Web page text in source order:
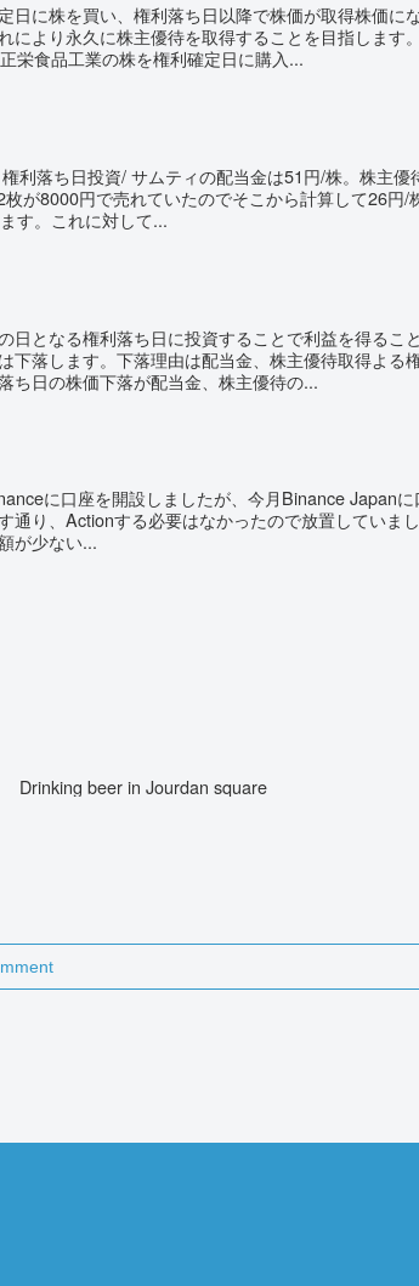
日に株を買い、権利落ち日以降で株価が取得株価に
により永久に株主優待を取得することを目指しま
栄食品工業の株を権利確定日に購入...
利落ち日投資/ サムティの配当金は51円/株。株主優
が8000円で売れていたのでそこから計算して26円/
す。これに対して...
日となる権利落ち日に投資することで利益を得るこ
下落します。下落理由は配当金、株主優待取得よる
ち日の株価下落が配当金、株主優待の...
に口座を開設しましたが、今月Binance Japanに
り、Actionする必要はなかったので放置していまし
が少ない...
Drinking beer in Jourdan square